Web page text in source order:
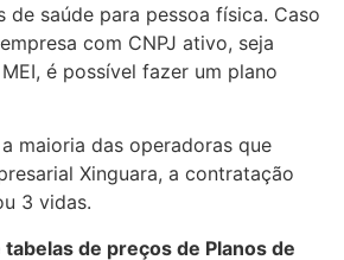
de saúde para pessoa física. Caso
com CNPJ ativo, seja
é possível fazer um plano
maioria das operadoras que
Xinguara, a contratação
3 vidas.
tabelas de preços de Planos de